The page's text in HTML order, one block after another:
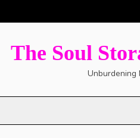
to
The Soul
Unburdening